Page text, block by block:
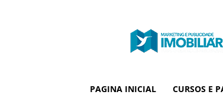
Publicidade
PAGINA INICIAL CURSOS E